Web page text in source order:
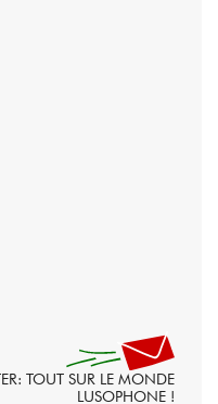
TOUT SUR LE MONDE
LUSOPHONE !